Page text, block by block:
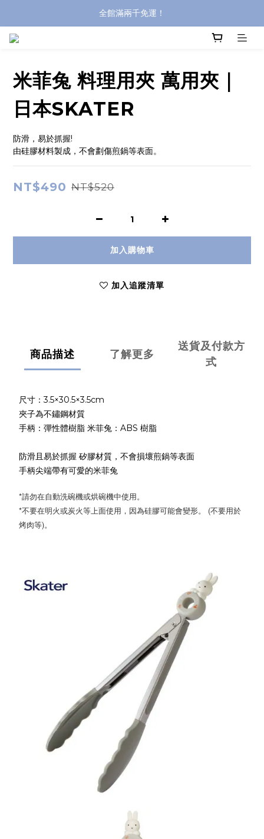
全館滿兩千免運！
全館滿兩千免運！
米菲兔 料理用夾 萬用夾｜
日本SKATER
防滑，易於抓握!
由硅膠材料製成，不會劃傷煎鍋等表面。
NT$490 NT$520
加入購物車
加入追蹤清單
商品描述 了解更多
送貨及付款方
式
尺寸：3.5×30.5×3.5cm
夾子為不鏽鋼材質
手柄：彈性體樹脂 米菲兔：ABS 樹脂
防滑且易於抓握 矽膠材質，不會損壞煎鍋等表面
手柄尖端帶有可愛的米菲兔
*請勿在自動洗碗機或烘碗機中使用。
*不要在明火或炭火等上面使用，因為硅膠可能會變形。 (不要用於
烤肉等)。